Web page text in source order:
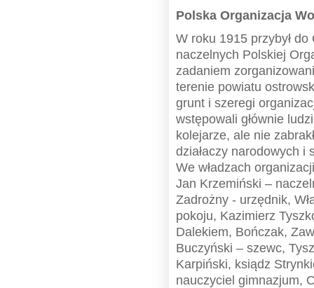
Polska Organizacja
W roku 1915 przybył
naczelnych Polskiej
zadaniem
terenie powiatu
grunt i szeregi
wstępowali głównie
kolejarze, ale nie
działaczy narodowych i
We władzach
Jan Krzemiński –
Zadrożny - urzędnik,
pokoju, Kazimierz
Dalekiem, Bończak,
Buczyński – szewc,
Karpiński, ksiądz
nauczyciel gimnazjum,